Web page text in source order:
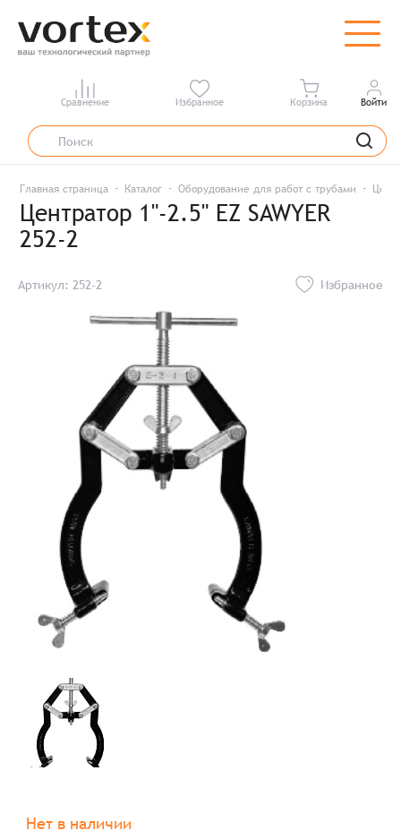
Сравнение Избранное Корзина Войти
Главная страница Каталог Оборудование для работ с трубами
Центратор 1"-2.5" EZ SAWYER
252-2
Артикул: 252-2 Избранное
Нет в наличии